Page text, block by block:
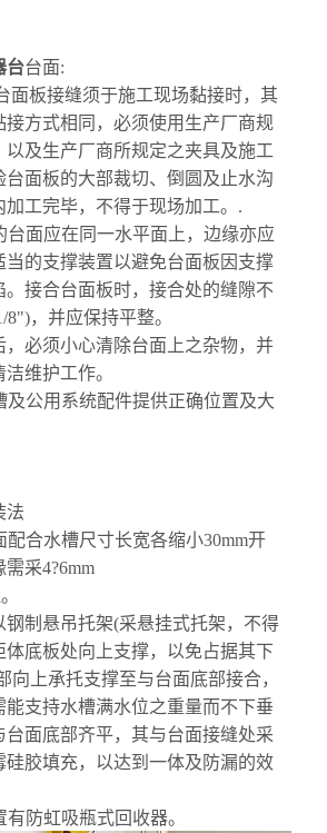
台台面:
面板接缝须于施工现场黏接时，其
接方式相同，必须使用生产厂商规
以及生产厂商所规定之夹具及施工
台面板的大部裁切、倒圆及 止水沟
加工完毕，不得于现场加工。.
台面应在同一水平面上，边缘亦应
当的支撑装置以避免台面板因支撑
。接合台面板时，接合处的缝隙不
8")，并应保持平整。
，必须小心清除台面上之杂物，并
维护工作。
及公用系统配件提供正确位置及大
法
配合水槽尺寸长宽各缩小30mm开
采4?6mm
钢制悬吊托架(采悬挂式托架，不得
体底板处向上支撑，以免占据其下
向上承托支撑至与台面底部接合，
能支持水槽满水位之重量而不下垂
台面底部齐平，其与台面接缝处采
硅胶填充，以达到一体及防漏的效
防虹吸瓶式回收器。